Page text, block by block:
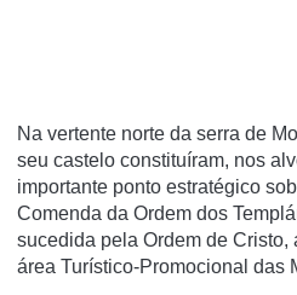
Na vertente norte da serra de
seu castelo constituí­ram, nos
importante ponto estratégico
Comenda da Ordem dos
sucedida pela Ordem de Cristo,
área Turí­stico-Promocional das